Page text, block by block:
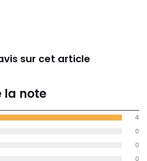
sur cet article
5
de moyenne
obtenue sur
la note
0
0
0
4